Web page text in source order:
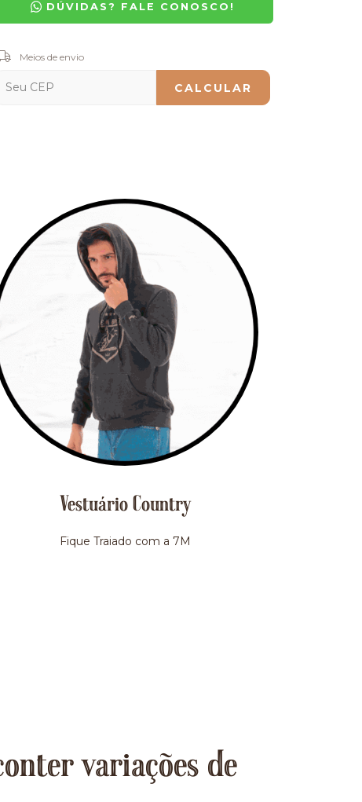
DÚVIDAS? FALE CONOSCO!
para o CEP:
Meios de envio
CALCULAR
Vestuário Country
Fique Traiado com a 7M
variações de